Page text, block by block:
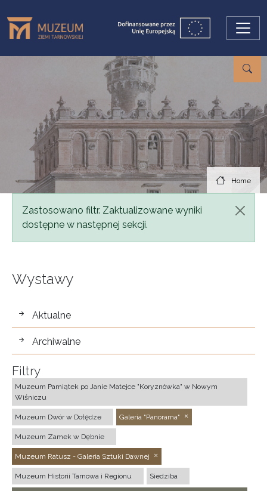
Home
Status message
Zastosowano filtr. Zaktualizowane wyniki
dostępne w następnej sekcji.
Wystawy
wystawy
Aktualne
Archiwalne
Filtry
Muzeum Pamiątek po Janie Matejce "Koryznówka" w Nowym
Wiśniczu
Muzeum Dwór w Dołędze Galeria "Panorama"
Muzeum Zamek w Dębnie
Muzeum Ratusz - Galeria Sztuki Dawnej
Muzeum Historii Tarnowa i Regionu Siedziba